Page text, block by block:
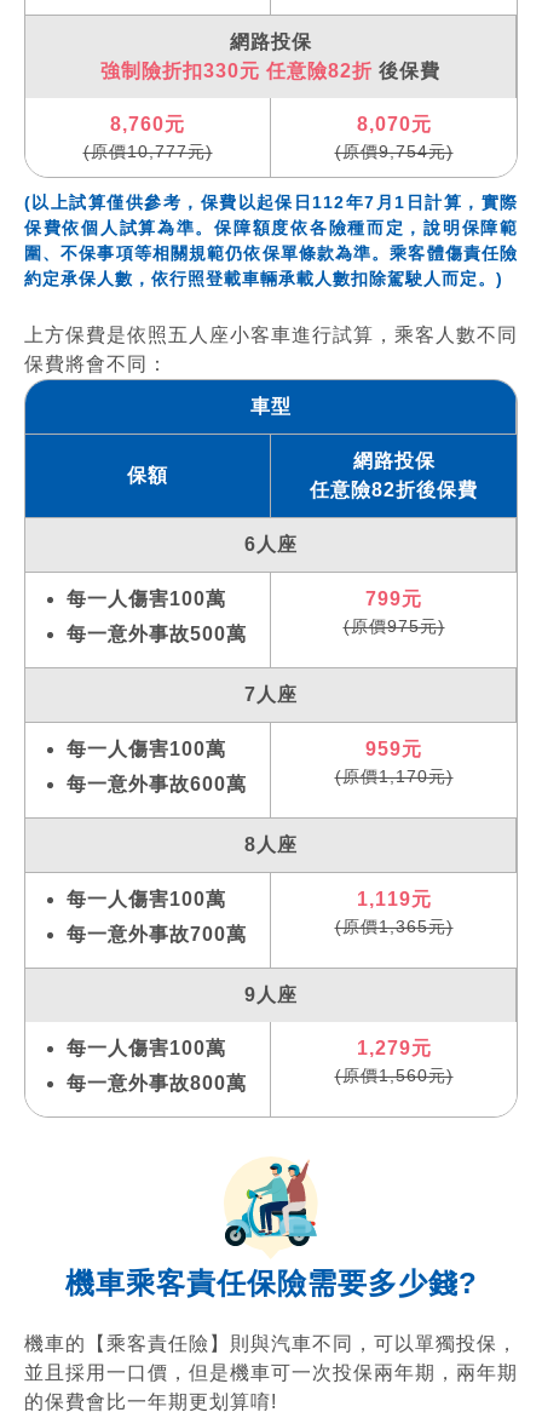
網路投保
強制險折扣330元 任意險82折 後保費
8,760元
(原價10,777元)
8,070元
(原價9,754元)
(以上試算僅供參考，保費以起保日112年7月1日計算，實際
保費依個人試算為準。保障額度依各險種而定，說明保障範
圍、不保事項等相關規範仍依保單條款為準。乘客體傷責任險
約定承保人數，依行照登載車輛承載人數扣除駕駛人而定。)
上方保費是依照五人座小客車進行試算，乘客人數不同
保費將會不同：
車型
保額
網路投保
任意險82折後保費
6人座
每一人傷害100萬
每一意外事故500萬
799元
(原價975元)
7人座
每一人傷害100萬
每一意外事故600萬
959元
(原價1,170元)
8人座
每一人傷害100萬
每一意外事故700萬
1,119元
(原價1,365元)
9人座
每一人傷害100萬
每一意外事故800萬
1,279元
(原價1,560元)
機車乘客責任保險需要多少錢?
機車的【乘客責任險】則與汽車不同，可以單獨投保，
並且採用一口價，但是機車可一次投保兩年期，兩年期
的保費會比一年期更划算唷!